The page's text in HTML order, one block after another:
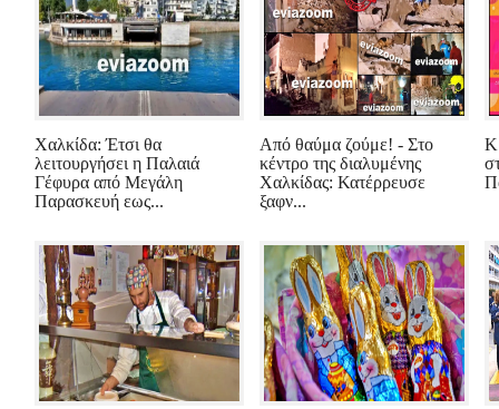
Χαλκίδα: Έτσι θα
λειτουργήσει η Παλαιά
Γέφυρα από Μεγάλη
Παρασκευή εως...
Από θαύμα ζούμε! - Στο
κέντρο της διαλυμένης
Χαλκίδας: Κατέρρευσε
ξαφν...